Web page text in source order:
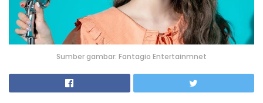
Sumber gambar: Fantagio Entertainmnet